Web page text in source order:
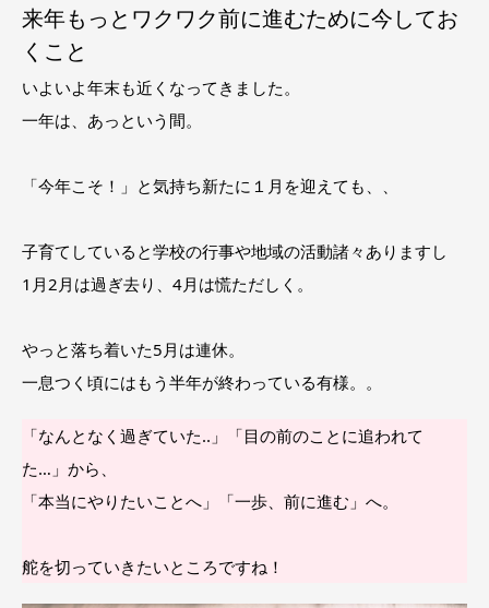
来年もっとワクワク前に進むために今してお
くこと
いよいよ年末も近くなってきました。
一年は、あっという間。
「今年こそ！」と気持ち新たに１月を迎えても、、
子育てしていると学校の行事や地域の活動諸々ありますし
1月2月は過ぎ去り、4月は慌ただしく。
やっと落ち着いた5月は連休。
一息つく頃にはもう半年が終わっている有様。。
「なんとなく過ぎていた‥」「目の前のことに追われて
た…」から、
「本当にやりたいことへ」「一歩、前に進む」へ。
舵を切っていきたいところですね！